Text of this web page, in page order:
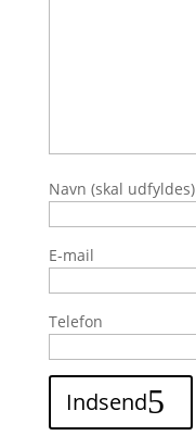
Navn (skal udfyldes)
E-mail
Telefon
Indsend